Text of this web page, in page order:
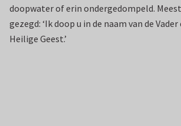
doopwater of erin ondergedompeld.
gezegd: ‘Ik doop u in de naam van de
Heilige Geest.’